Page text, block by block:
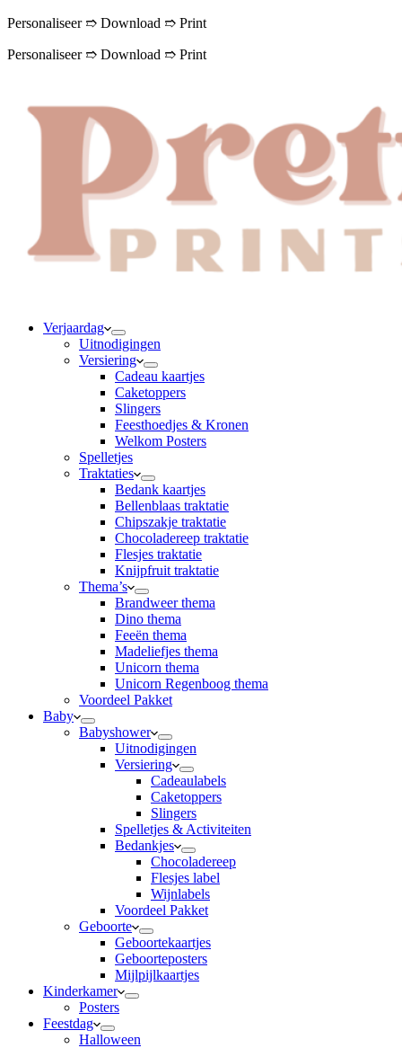
Personaliseer ➱ Download ➱ Print
Personaliseer ➱ Download ➱ Print
Verjaardag
Uitnodigingen
Versiering
Cadeau kaartjes
Caketoppers
Slingers
Feesthoedjes & Kronen
Welkom Posters
Spelletjes
Traktaties
Bedank kaartjes
Bellenblaas traktatie
Chipszakje traktatie
Chocoladereep traktatie
Flesjes traktatie
Knijpfruit traktatie
Thema’s
Brandweer thema
Dino thema
Feeën thema
Madeliefjes thema
Unicorn thema
Unicorn Regenboog thema
Voordeel Pakket
Baby
Babyshower
Uitnodigingen
Versiering
Cadeaulabels
Caketoppers
Slingers
Spelletjes & Activiteiten
Bedankjes
Chocoladereep
Flesjes label
Wijnlabels
Voordeel Pakket
Geboorte
Geboortekaartjes
Geboorteposters
Mijlpijlkaartjes
Kinderkamer
Posters
Feestdag
Halloween